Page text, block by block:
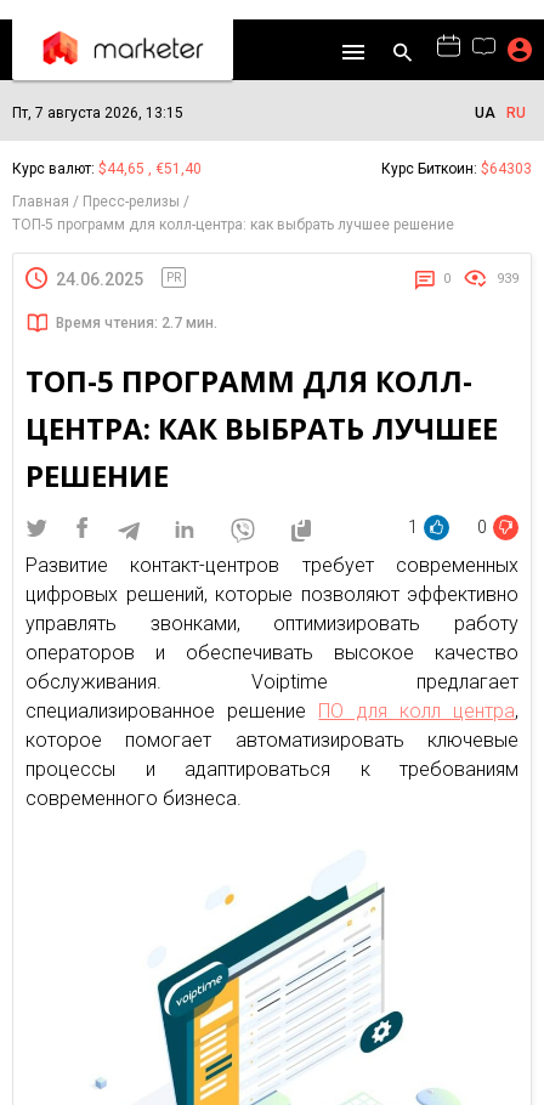
Пт, 7 августа 2026, 13:15 UA RU
Курс валют: $44,65 , €51,40 Курс Биткоин: $64303
Главная
Пресс-релизы
ТОП-5 программ для колл-центра: как выбрать лучшее решение
24.06.2025 PR 0 939
Время чтения: 2.7 мин.
ТОП-5 ПРОГРАММ ДЛЯ КОЛЛ-
ЦЕНТРА: КАК ВЫБРАТЬ ЛУЧШЕЕ
РЕШЕНИЕ
1 0
Развитие контакт-центров требует современных
цифровых решений, которые позволяют эффективно
управлять звонками, оптимизировать работу
операторов и обеспечивать высокое качество
обслуживания. Voiptime предлагает
специализированное решение ПО для колл центра,
которое помогает автоматизировать ключевые
процессы и адаптироваться к требованиям
современного бизнеса.